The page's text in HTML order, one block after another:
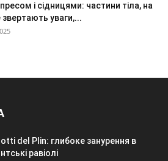
і сідницями: частини тіла, на
звертають уваги,...
del Plin: глибоке занурення в
равіолі